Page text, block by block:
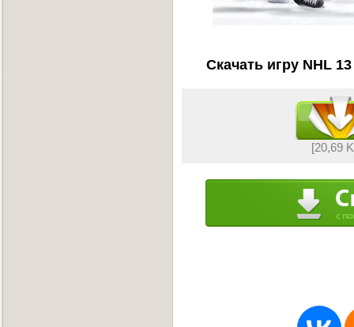
Скачать игру NHL
[20,69